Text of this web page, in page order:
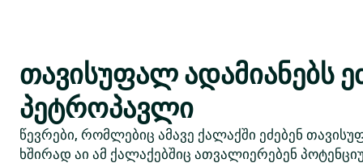
თავისუფალ ადამიანებს
პეტროპავლი
წევრები, რომლებიც ამავე ქალაქში ეძებენ
ხშირად აი ამ ქალაქებშიც ათვალიერებენ